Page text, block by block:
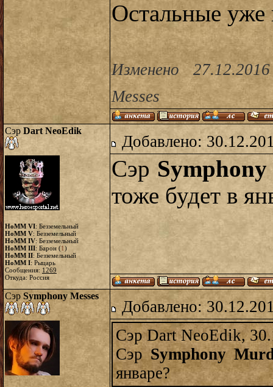
Остальные уже
Изменено
Messes
Сэр Dart NeoEdik
HoMM VI: Безземельный
HoMM V: Безземельный
HoMM IV: Безземельный
HoMM III: Барон (1)
HoMM II: Безземельный
HoMM I: Рыцарь
Сообщения: 1269
Откуда: Россия
Добавлено:
Сэр
тоже будет в
Сэр Symphony Messes
Добавлено:
Сэр Dart NeoEdik,
СэрSymphony
январе?